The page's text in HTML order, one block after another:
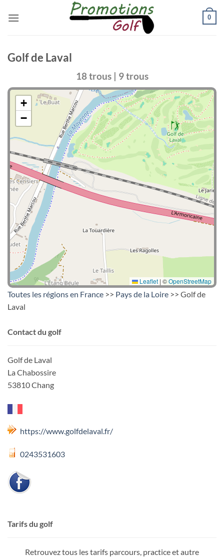
0
Golf de Laval
18 trous | 9 trous
+
−
Leaflet | ©OpenStreetMap
Toutes les régions en France >> Pays de la Loire >> Golf de
Laval
Contact du golf
Golf de Laval
La Chabossire
53810 Chang
https://www.golfdelaval.fr/
0243531603
Tarifs du golf
Retrouvez tous les tarifs parcours, practice et autre